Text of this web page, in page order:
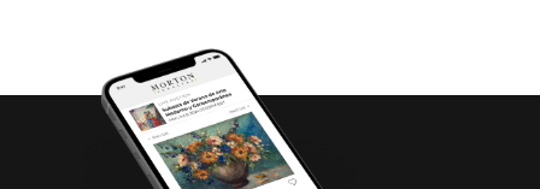
cartón, con algunas rotruas. Ex-libris de la Biblioteca
John Crerar 33 x 51 cm Primera edición de esta
magna obra del explorador británico Alfred
Maudslay, una de las más importantes y pionera de
los estudios arqueológicos de los mayas de México,